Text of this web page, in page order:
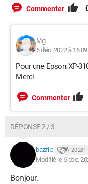
Commenter
Mg
6 déc. 2022 à 16:09
Pour une Epson XP-
Merci
Commenter
RÉPONSE 2 / 3
bazfile 20 281
Modifié le 6 déc.
Bonjour.